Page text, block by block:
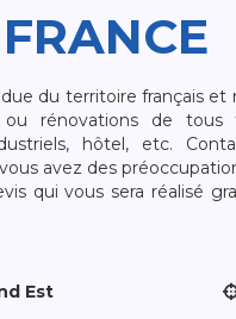
du territoire français
ou rénovations de
hôtel, etc.
avez des
qui vous sera réalisé
Est